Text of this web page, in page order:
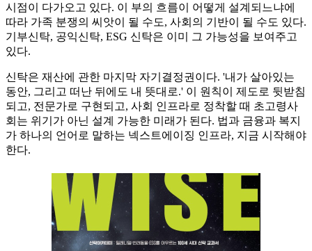
시점이 다가오고 있다. 이 부의 흐름이 어떻게 설계되느냐에
따라 가족 분쟁의 씨앗이 될 수도, 사회의 기반이 될 수도 있다.
기부신탁, 공익신탁, ESG 신탁은 이미 그 가능성을 보여주고
있다.
신탁은 재산에 관한 마지막 자기결정권이다. '내가 살아있는
동안, 그리고 떠난 뒤에도 내 뜻대로.' 이 원칙이 제도로 뒷받침
되고, 전문가로 구현되고, 사회 인프라로 정착할 때 초고령사
회는 위기가 아닌 설계 가능한 미래가 된다. 법과 금융과 복지
가 하나의 언어로 말하는 넥스트에이징 인프라, 지금 시작해야
한다.